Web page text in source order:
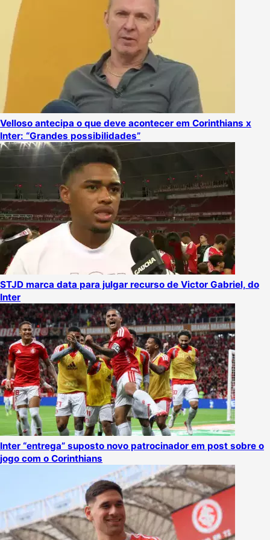
Velloso antecipa o que deve acontecer em Corinthians x
Inter: “Grandes possibilidades”
STJD marca data para julgar recurso de Victor Gabriel, do
Inter
Inter “entrega” suposto novo patrocinador em post sobre o
jogo com o Corinthians